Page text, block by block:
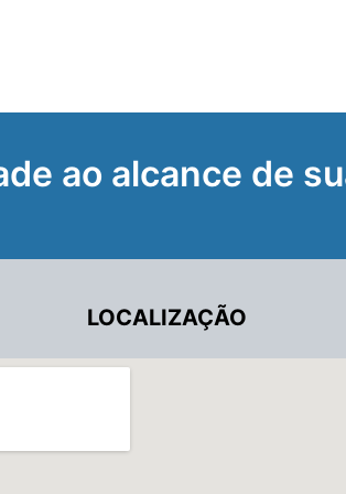
ao alcance de
LOCALIZAÇÃO